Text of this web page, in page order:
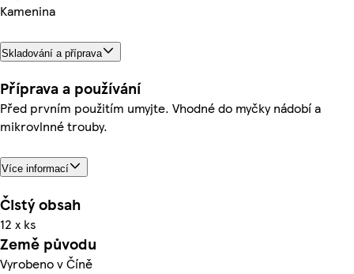
Kamenina
Skladování a příprava
Příprava a používání
Před prvním použitím umyjte. Vhodné do myčky nádobí a
mikrovlnné trouby.
Více informací
Čistý obsah
12 x ks
Země původu
Vyrobeno v Číně